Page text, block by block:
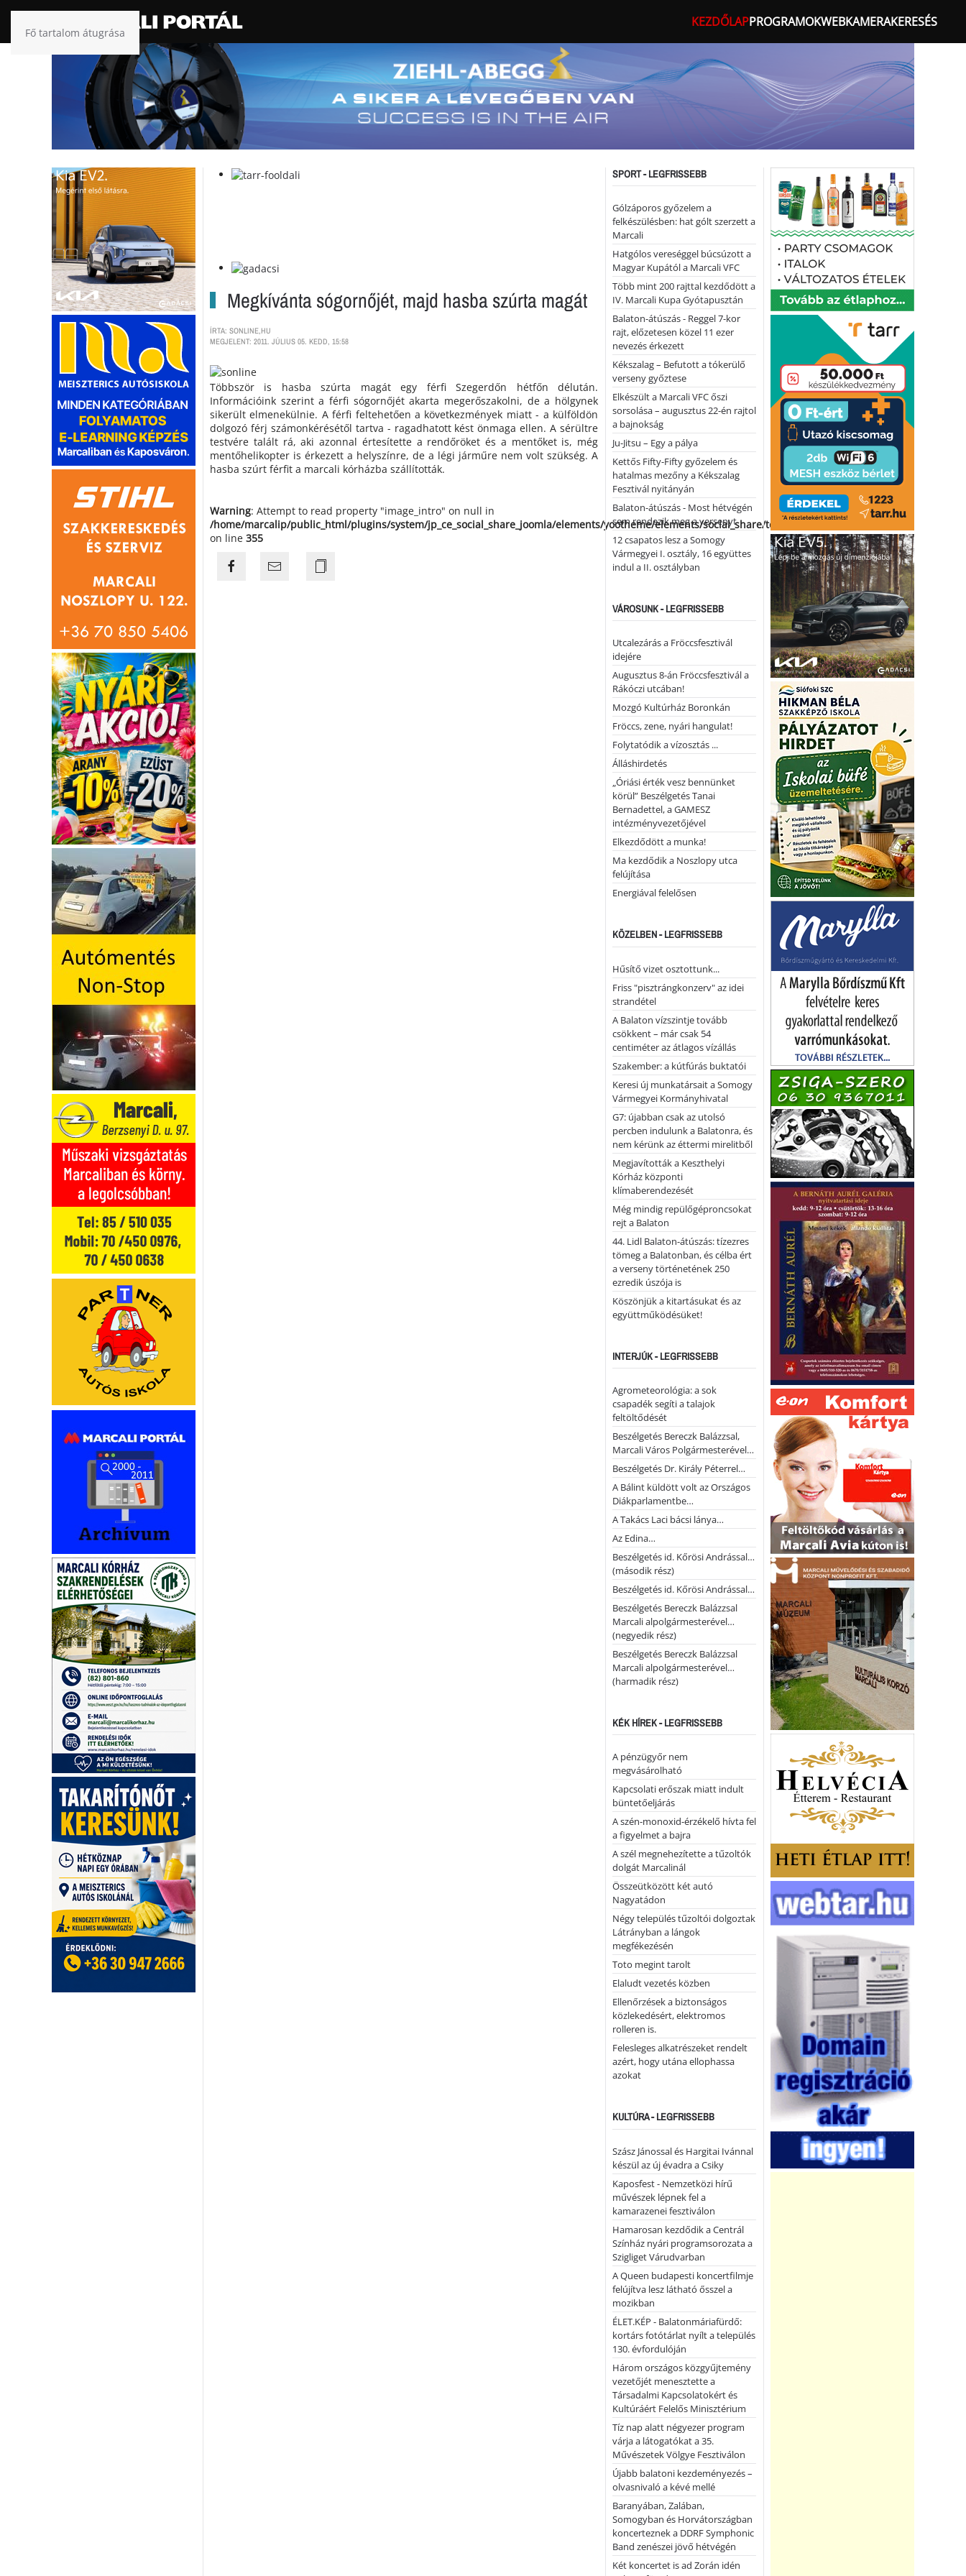
Fő tartalom átugrása
KEZDŐLAPPROGRAMOKWEBKAMERAKERESÉS
Megkívánta sógornőjét, majd hasba szúrta magát
ÍRTA: SONLINE,HU
MEGJELENT: 2011. JÚLIUS 05. KEDD, 15:58
Többször is hasba szúrta magát egy férfi Szegerdőn hétfőn délután.
Információink szerint a férfi sógornőjét akarta megerőszakolni, de a hölgynek
sikerült elmenekülnie. A férfi feltehetően a következmények miatt - a külföldön
dolgozó férj számonkérésétől tartva - ragadhatott kést önmaga ellen. A sérültre
testvére talált rá, aki azonnal értesítette a rendőröket és a mentőket is, még
mentőhelikopter is érkezett a helyszínre, de a légi járműre nem volt szükség. A
hasba szúrt férfit a marcali kórházba szállították.
Warning: Attempt to read property "image_intro" on null in
/home/marcalip/public_html/plugins/system/jp_ce_social_share_joomla/elements/yootheme/elements/social_share/templates/template.php
on line 355
SPORT - LEGFRISSEBB
Gólzáporos győzelem a
felkészülésben: hat gólt szerzett a
Marcali
Hatgólos vereséggel búcsúzott a
Magyar Kupától a Marcali VFC
Több mint 200 rajttal kezdődött a
IV. Marcali Kupa Gyótapusztán
Balaton-átúszás - Reggel 7-kor
rajt, előzetesen közel 11 ezer
nevezés érkezett
Kékszalag – Befutott a tókerülő
verseny győztese
Elkészült a Marcali VFC őszi
sorsolása – augusztus 22-én rajtol
a bajnokság
Ju-Jitsu – Egy a pálya
Kettős Fifty-Fifty győzelem és
hatalmas mezőny a Kékszalag
Fesztivál nyitányán
Balaton-átúszás - Most hétvégén
sem rendezik meg a versenyt
12 csapatos lesz a Somogy
Vármegyei I. osztály, 16 együttes
indul a II. osztályban
VÁROSUNK - LEGFRISSEBB
Utcalezárás a Fröccsfesztivál
idejére
Augusztus 8-án Fröccsfesztivál a
Rákóczi utcában!
Mozgó Kultúrház Boronkán
Fröccs, zene, nyári hangulat!
Folytatódik a vízosztás ...
Álláshirdetés
„Óriási érték vesz bennünket
körül” Beszélgetés Tanai
Bernadettel, a GAMESZ
intézményvezetőjével
Elkezdődött a munka!
Ma kezdődik a Noszlopy utca
felújítása
Energiával felelősen
KÖZELBEN - LEGFRISSEBB
Hűsítő vizet osztottunk...
Friss "pisztrángkonzerv" az idei
strandétel
A Balaton vízszintje tovább
csökkent – már csak 54
centiméter az átlagos vízállás
Szakember: a kútfúrás buktatói
Keresi új munkatársait a Somogy
Vármegyei Kormányhivatal
G7: újabban csak az utolsó
percben indulunk a Balatonra, és
nem kérünk az éttermi mirelitből
Megjavították a Keszthelyi
Kórház központi
klímaberendezését
Még mindig repülőgéproncsokat
rejt a Balaton
44. Lidl Balaton-átúszás: tízezres
tömeg a Balatonban, és célba ért
a verseny történetének 250
ezredik úszója is
Köszönjük a kitartásukat és az
együttműködésüket!
INTERJÚK - LEGFRISSEBB
Agrometeorológia: a sok
csapadék segíti a talajok
feltöltődését
Beszélgetés Bereczk Balázzsal,
Marcali Város Polgármesterével…
Beszélgetés Dr. Király Péterrel…
A Bálint küldött volt az Országos
Diákparlamentbe…
A Takács Laci bácsi lánya…
Az Edina…
Beszélgetés id. Kőrösi Andrással…
(második rész)
Beszélgetés id. Kőrösi Andrással…
Beszélgetés Bereczk Balázzsal
Marcali alpolgármesterével…
(negyedik rész)
Beszélgetés Bereczk Balázzsal
Marcali alpolgármesterével…
(harmadik rész)
KÉK HÍREK - LEGFRISSEBB
A pénzügyőr nem
megvásárolható
Kapcsolati erőszak miatt indult
büntetőeljárás
A szén-monoxid-érzékelő hívta fel
a figyelmet a bajra
A szél megnehezítette a tűzoltók
dolgát Marcalinál
Összeütközött két autó
Nagyatádon
Négy település tűzoltói dolgoztak
Látrányban a lángok
megfékezésén
Toto megint tarolt
Elaludt vezetés közben
Ellenőrzések a biztonságos
közlekedésért, elektromos
rolleren is.
Felesleges alkatrészeket rendelt
azért, hogy utána ellophassa
azokat
KULTÚRA - LEGFRISSEBB
Szász Jánossal és Hargitai Ivánnal
készül az új évadra a Csiky
Kaposfest - Nemzetközi hírű
művészek lépnek fel a
kamarazenei fesztiválon
Hamarosan kezdődik a Centrál
Színház nyári programsorozata a
Szigliget Várudvarban
A Queen budapesti koncertfilmje
felújítva lesz látható ősszel a
mozikban
ÉLET.KÉP - Balatonmáriafürdő:
kortárs fotótárlat nyílt a település
130. évfordulóján
Három országos közgyűjtemény
vezetőjét menesztette a
Társadalmi Kapcsolatokért és
Kultúráért Felelős Minisztérium
Tíz nap alatt négyezer program
várja a látogatókat a 35.
Művészetek Völgye Fesztiválon
Újabb balatoni kezdeményezés –
olvasnivaló a kévé mellé
Baranyában, Zalában,
Somogyban és Horvátországban
koncerteznek a DDRF Symphonic
Band zenészei jövő hétvégén
Két koncertet is ad Zorán idén